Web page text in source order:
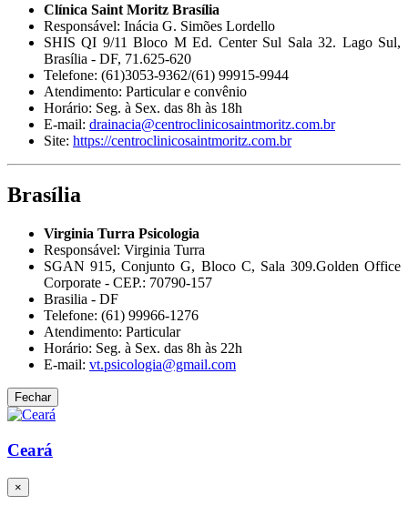
Clínica Saint Moritz Brasília
Responsável: Inácia G. Simões Lordello
SHIS QI 9/11 Bloco M Ed. Center Sul Sala 32. Lago Sul,
Brasília - DF, 71.625-620
Telefone: (61)3053-9362/(61) 99915-9944
Atendimento: Particular e convênio
Horário: Seg. à Sex. das 8h às 18h
E-mail: drainacia@centroclinicosaintmoritz.com.br
Site: https://centroclinicosaintmoritz.com.br
Brasília
Virginia Turra Psicologia
Responsável: Virginia Turra
SGAN 915, Conjunto G, Bloco C, Sala 309.Golden Office
Corporate - CEP.: 70790-157
Brasilia - DF
Telefone: (61) 99966-1276
Atendimento: Particular
Horário: Seg. à Sex. das 8h às 22h
E-mail: vt.psicologia@gmail.com
Fechar
Ceará
×